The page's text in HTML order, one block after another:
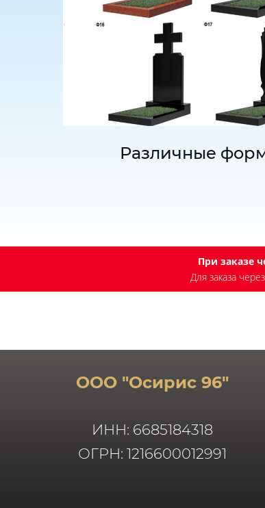
Различные
При заказе
Для заказа
ООО "Осирис 96"
ИНН: 6685184318
ОГРН: 1216600012991